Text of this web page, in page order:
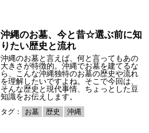
沖縄のお墓、今と昔☆選ぶ前に知
りたい歴史と流れ
沖縄のお墓と言えば、何と言ってもあの
大きさが特徴的。沖縄でお墓を建てるな
ら、こんな沖縄独特のお墓の歴史や流れ
を理解したいですよね。そこで今回は、
そんな歴史と現代事情、ちょっとした豆
知識をお伝えします。
タグ： お墓 歴史 沖縄